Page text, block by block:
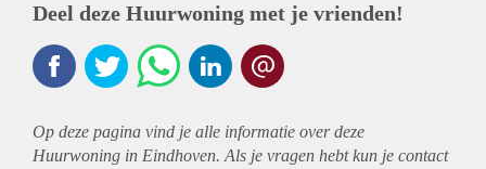
Deel deze Huurwoning met je vrienden!
Op deze pagina vind je alle informatie over deze
Huurwoning in Eindhoven. Als je vragen hebt kun je contact